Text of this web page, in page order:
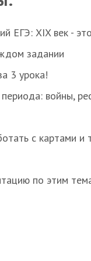
ЕГЭ: XIX век -
задании
3 урока!
войны,
с картами и
по этим